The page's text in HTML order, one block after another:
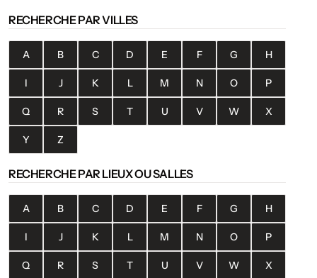
RECHERCHE PAR VILLES
A B C D E F G H
I J K L M N O P
Q R S T U V W X
Y Z
RECHERCHE PAR LIEUX OU SALLES
A B C D E F G H
I J K L M N O P
Q R S T U V W X